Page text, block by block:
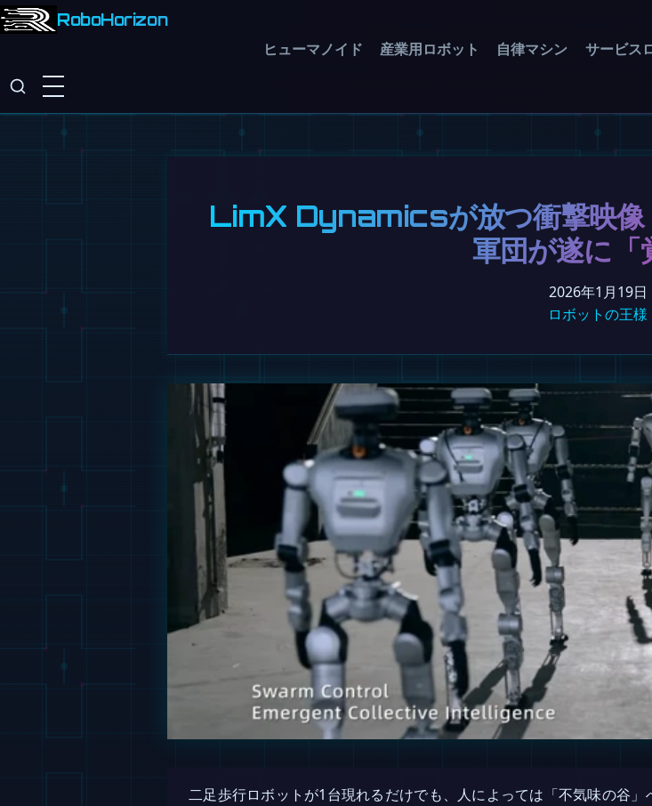
RoboHorizon
ヒューマノイド 産業用ロボット 自律マシン サービス
LimX Dynamicsが放つ衝撃映像
軍団が遂に「
2026年1月19日
ロボットの王様
二足歩行ロボットが1台現れるだけでも、人によっては「不気味の谷